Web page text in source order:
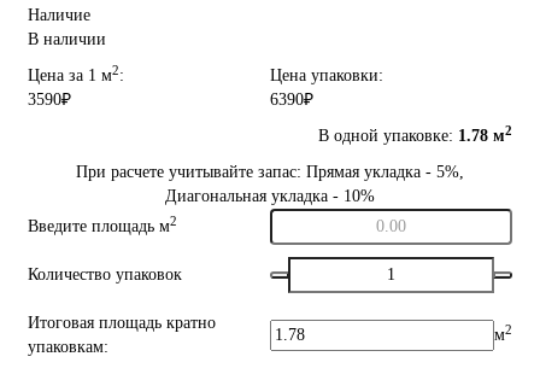
Наличие
В наличии
Цена за 1 м2:
3590₽
Цена упаковки:
6390₽
В одной упаковке: 1.78 м2
При расчете учитывайте запас: Прямая укладка - 5%,
Диагональная укладка - 10%
Введите площадь м2
Количество упаковок
Итоговая площадь кратно
упаковкам:
м2